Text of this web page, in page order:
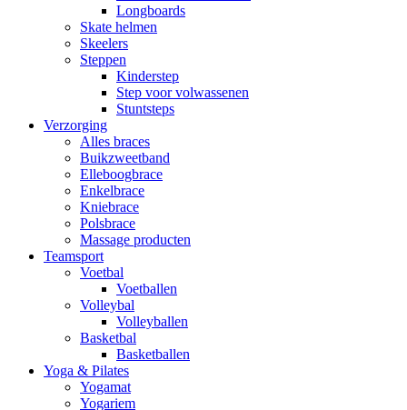
Longboards
Skate helmen
Skeelers
Steppen
Kinderstep
Step voor volwassenen
Stuntsteps
Verzorging
Alles braces
Buikzweetband
Elleboogbrace
Enkelbrace
Kniebrace
Polsbrace
Massage producten
Teamsport
Voetbal
Voetballen
Volleybal
Volleyballen
Basketbal
Basketballen
Yoga & Pilates
Yogamat
Yogariem